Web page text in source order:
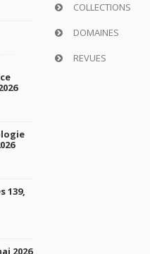
139,
2026
COLLECTIONS
DOMAINES
REVUES